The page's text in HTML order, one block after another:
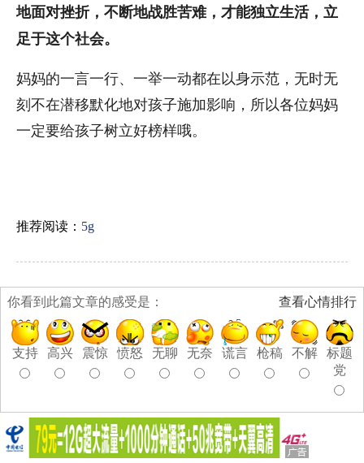
地面对挫折，不断地战胜苦难，才能独立生活，立
足于这个社会。
妈妈的一言一行、一举一动都在以身示范，无时无
刻不在潜移默化地对孩子施加影响，所以各位妈妈
一定要给孩子树立好榜样哦。
推荐阅读： 5g
查看心情排行
你看到此篇文章的感受是：
支持 高兴 震惊 愤怒 无聊 无奈 谎言 枪稿 不解
标题
党